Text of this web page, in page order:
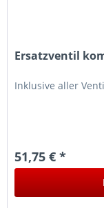
Ersatzventil
Inklusive aller
51,75 € *